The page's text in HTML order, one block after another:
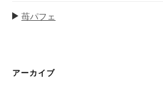
苺パフェ
アーカイブ